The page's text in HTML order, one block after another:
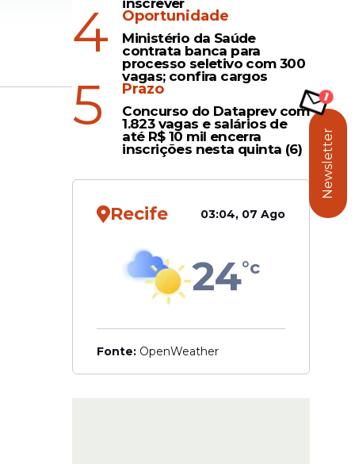
inscrever
4 Oportunidade
Ministério da Saúde
contrata banca para
processo seletivo com 300
vagas; confira cargos
5 Prazo
Concurso do Dataprev com
1.823 vagas e salários de
até R$ 10 mil encerra
inscrições nesta quinta (6)
Recife 03:04, 07 Ago
24°c
Fonte: OpenWeather
Newsletter